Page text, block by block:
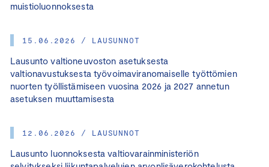
muistioluonnoksesta
15.06.2026 / LAUSUNNOT
Lausunto valtioneuvoston asetuksesta
valtionavustuksesta työvoimaviranomaiselle työttömien
nuorten työllistämiseen vuosina 2026 ja 2027 annetun
asetuksen muuttamisesta
12.06.2026 / LAUSUNNOT
Lausunto luonnoksesta valtiovarainministeriön